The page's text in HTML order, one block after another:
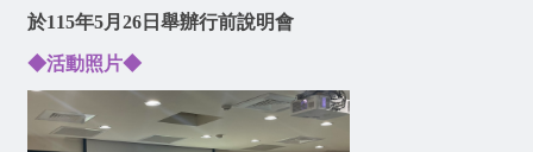
於115年5月26日舉辦行前說明會
◆活動照片◆